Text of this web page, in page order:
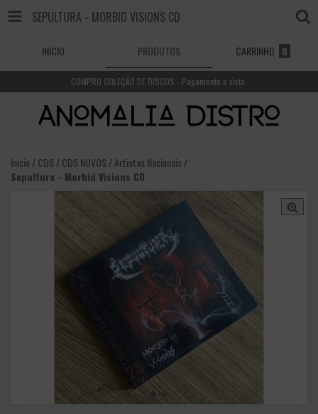
SEPULTURA - MORBID VISIONS CD
INÍCIO PRODUTOS CARRINHO 0
COMPRO COLEÇÃO DE DISCOS - Pagamento a vista.
Início /CDS /CDS NOVOS /Artistas Nacionais /
Sepultura - Morbid Visions CD